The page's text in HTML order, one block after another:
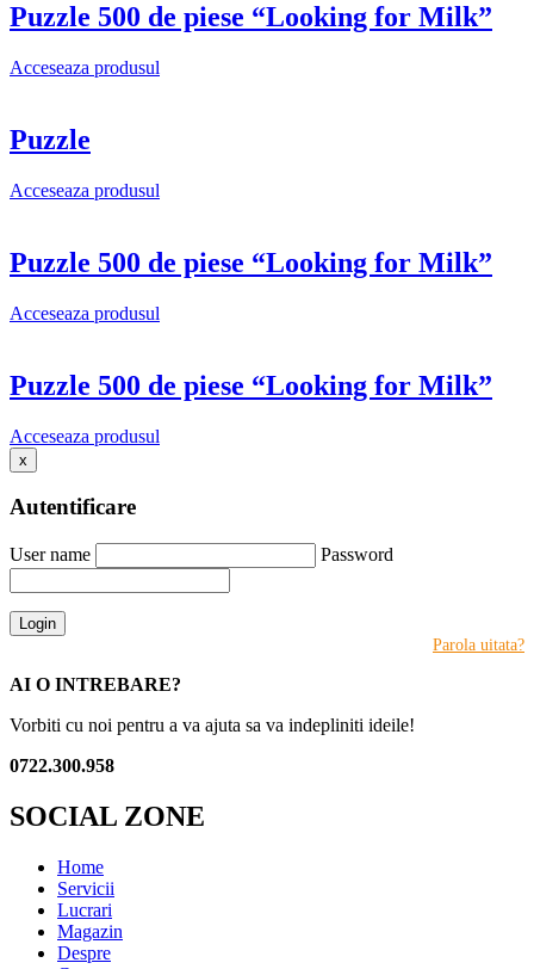
Puzzle 500 de piese “Looking for Milk”
Acceseaza produsul
Puzzle
Acceseaza produsul
Puzzle 500 de piese “Looking for Milk”
Acceseaza produsul
Puzzle 500 de piese “Looking for Milk”
Acceseaza produsul
x
Autentificare
User name Password
Login
Parola uitata?
AI O INTREBARE?
Vorbiti cu noi pentru a va ajuta sa va indepliniti ideile!
0722.300.958
SOCIAL ZONE
Home
Servicii
Lucrari
Magazin
Despre